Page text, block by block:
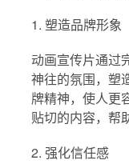
1. 塑造品牌形象
动画宣传片通过
神往的氛围，塑
牌精神，使人更
贴切的内容，帮
2. 强化信任感